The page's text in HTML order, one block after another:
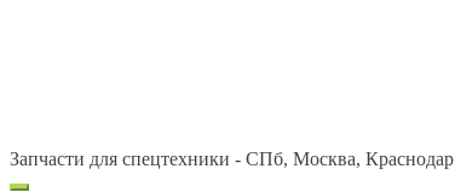
Запчасти для спецтехники - СПб, Москва, Краснодар